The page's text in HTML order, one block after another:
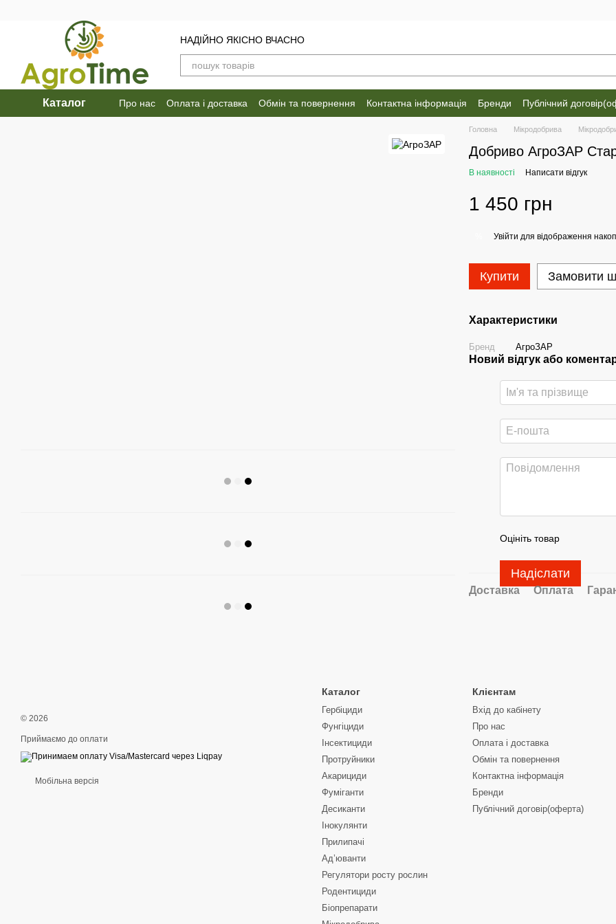
НАДІЙНО ЯКІСНО ВЧАСНО
Каталог Про нас Оплата і доставка Обмін та повернення Контактна інформація Бренди Публічний
Головна Мікродобрива
Добриво АгроЗАР
В наявності Написати відгук
1 450 грн
Увійти для відображення
Купити Замовити
Характеристики
Бренд АгроЗАР
Новий відгук або
Оцініть товар
Надіслати
Доставка Оплата
© 2026
Приймаємо до оплати
Мобільна версія
Каталог
Гербіциди
Фунгіциди
Інсектициди
Протруйники
Акарициди
Фуміганти
Десиканти
Інокулянти
Прилипачі
Ад’юванти
Регулятори росту рослин
Родентициди
Біопрепарати
Клієнтам
Вхід до кабінету
Про нас
Оплата і доставка
Обмін та повернення
Контактна інформація
Бренди
Публічний договір(оферта)